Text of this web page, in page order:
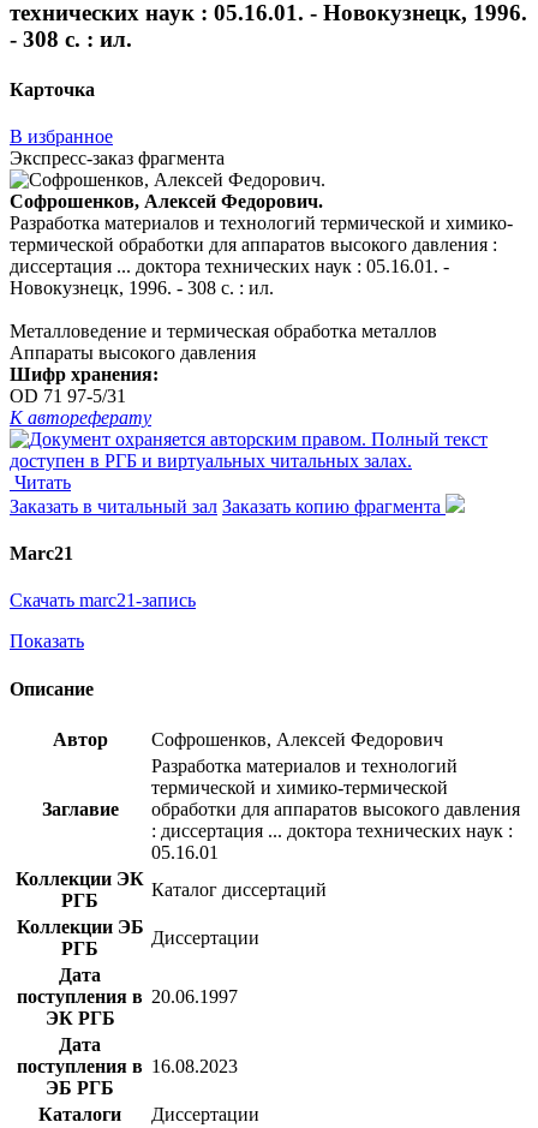
технических наук : 05.16.01. - Новокузнецк, 1996.
- 308 с. : ил.
Карточка
В избранное
Экспресс-заказ фрагмента
Софрошенков, Алексей Федорович.
Разработка материалов и технологий термической и химико-
термической обработки для аппаратов высокого давления :
диссертация ... доктора технических наук : 05.16.01. -
Новокузнецк, 1996. - 308 с. : ил.
Металловедение и термическая обработка металлов
Аппараты высокого давления
Шифр хранения:
OD 71 97-5/31
К автореферату
Читать
Заказать в читальный зал Заказать копию фрагмента
Marc21
Скачать marc21-запись
Показать
Описание
Автор Софрошенков, Алексей Федорович
Заглавие
Разработка материалов и технологий
термической и химико-термической
обработки для аппаратов высокого давления
: диссертация ... доктора технических наук :
05.16.01
Коллекции ЭК
РГБ
Каталог диссертаций
Коллекции ЭБ
РГБ
Диссертации
Дата
поступления в
ЭК РГБ
20.06.1997
Дата
поступления в
ЭБ РГБ
16.08.2023
Каталоги
Диссертации